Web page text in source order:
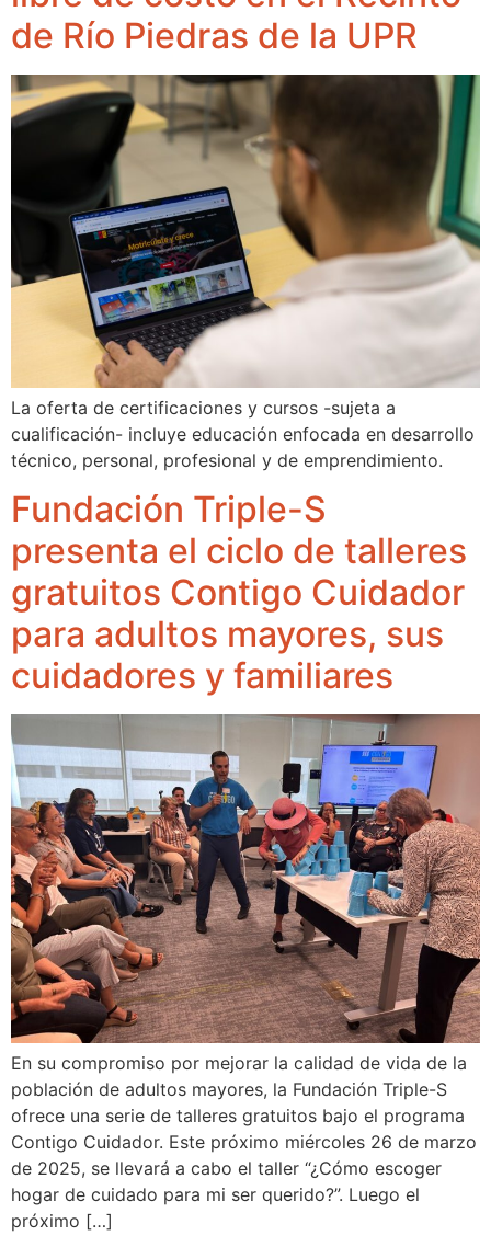
de Río Piedras de la UPR
La oferta de certificaciones y cursos -sujeta a
cualificación- incluye educación enfocada en desarrollo
técnico, personal, profesional y de emprendimiento.
Fundación Triple-S
presenta el ciclo de talleres
gratuitos Contigo Cuidador
para adultos mayores, sus
cuidadores y familiares
En su compromiso por mejorar la calidad de vida de la
población de adultos mayores, la Fundación Triple-S
ofrece una serie de talleres gratuitos bajo el programa
Contigo Cuidador. Este próximo miércoles 26 de marzo
de 2025, se llevará a cabo el taller “¿Cómo escoger
hogar de cuidado para mi ser querido?”. Luego el
próximo […]